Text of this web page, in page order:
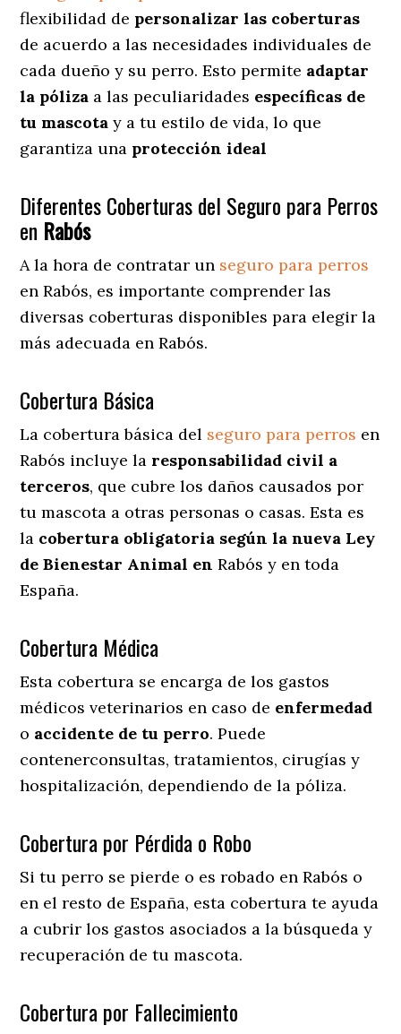
flexibilidad de personalizar las coberturas
de acuerdo a las necesidades individuales de
cada dueño y su perro. Esto permite adaptar
la póliza a las peculiaridades específicas de
tu mascota y a tu estilo de vida, lo que
garantiza una protección ideal
Diferentes Coberturas del Seguro para Perros
en Rabós
A la hora de contratar un seguro para perros
en Rabós, es importante comprender las
diversas coberturas disponibles para elegir la
más adecuada en Rabós.
Cobertura Básica
La cobertura básica del seguro para perros en
Rabós incluye la responsabilidad civil a
terceros, que cubre los daños causados por
tu mascota a otras personas o casas. Esta es
la cobertura obligatoria según la nueva Ley
de Bienestar Animal enRabós y en toda
España.
Cobertura Médica
Esta cobertura se encarga de los gastos
médicos veterinarios en caso de enfermedad
o accidente de tu perro. Puede
contenerconsultas, tratamientos, cirugías y
hospitalización, dependiendo de la póliza.
Cobertura por Pérdida o Robo
Si tu perro se pierde o es robado en Rabós o
en el resto de España, esta cobertura te ayuda
a cubrir los gastos asociados a la búsqueda y
recuperación de tu mascota.
Cobertura por Fallecimiento